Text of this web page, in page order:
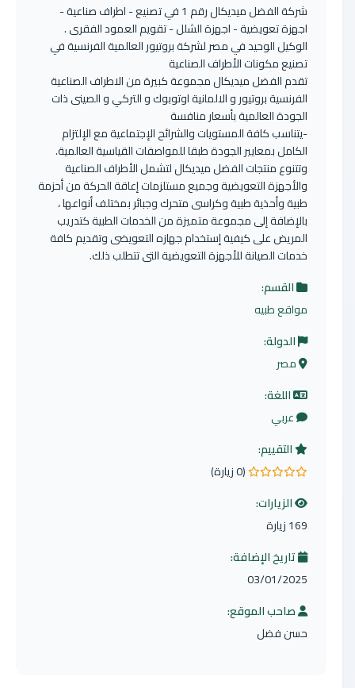
شركة الفضل ميديكال رقم 1 في تصنيع - اطراف صناعية -
اجهزة تعويضية - اجهزة الشلل - تقويم العمود الفقرى .
الوكيل الوحيد في مصر لشركة بروتيور العالمية الفرنسية في
تصنيع مكونات الأطراف الصناعية
تقدم الفضل ميديكال مجموعة كبيرة من الاطراف الصناعية
الفرنسية بروتيور و الالمانية اوتوبوك و التركي و الصينى ذات
الجودة العالمية بأسعار منافسة
-يتناسب كافة المستويات والشرائح الإجتماعية مع الإلتزام
الكامل بمعايير الجودة طبقا للمواصفات القياسية العالمية.
وتتنوع منتجات الفضل ميديكال لتشمل الأطراف الصناعية
والأجهزة التعويضية وجميع مستلزمات إعاقة الحركة من أحزمة
طبية وأحذية طبية وكراسى متحرك وجبائر بمختلف أنواعها ،
بالإضافة إلى مجموعة متميزة من الخدمات الطبية كتدريب
المريض على كيفية إستخدام جهازه التعويضى وتقديم كافة
خدمات الصيانة للأجهزة التعويضية التى تتطلب ذلك.
القسم:
مواقع طبيه
الدولة:
مصر
اللغة:
عربي
التقييم:
0.0 من 5 نجوم
(0 زيارة)
الزيارات:
169 زيارة
تاريخ الإضافة:
03/01/2025
صاحب الموقع:
حسن فضل